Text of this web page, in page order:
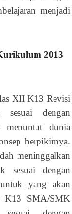
menjadi
2013
XII K13 Revisi
dengan
menuntut dunia
berpikirnya.
meninggalkan
sesuai dengan
yang akan
K13 SMA/SMK